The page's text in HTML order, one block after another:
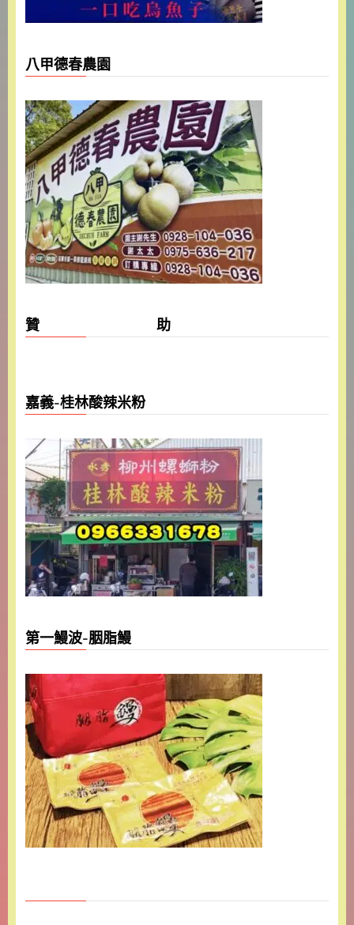
八甲德春農園
贊 助
嘉義-桂林酸辣米粉
第一鰻波-胭脂鰻